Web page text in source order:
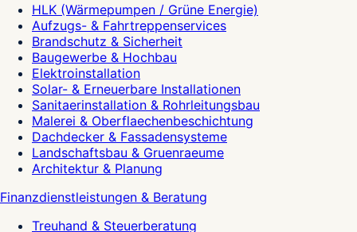
HLK (Wärmepumpen / Grüne Energie)
Aufzugs- & Fahrtreppenservices
Brandschutz & Sicherheit
Baugewerbe & Hochbau
Elektroinstallation
Solar- & Erneuerbare Installationen
Sanitaerinstallation & Rohrleitungsbau
Malerei & Oberflaechenbeschichtung
Dachdecker & Fassadensysteme
Landschaftsbau & Gruenraeume
Architektur & Planung
Finanzdienstleistungen & Beratung
Treuhand & Steuerberatung